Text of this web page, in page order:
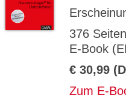
376 Seiten
E-Book
€ 30,99
Zum E-